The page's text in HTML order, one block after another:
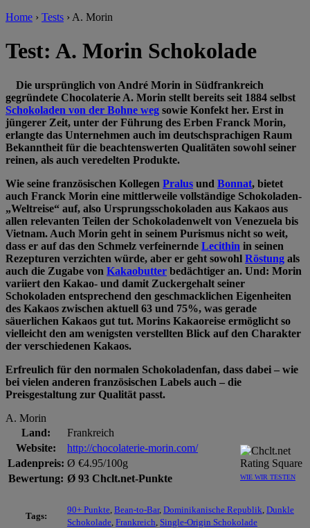
Home › Tests › A. Morin
Test: A. Morin Schokolade
Die ursprünglich von André Morin in Südfrankreich
gegründete Chocolaterie A. Morin stellt bereits seit 1884 selbst
Schokoladen von der Bohne weg sowie Konfekt her. Erst in
jüngerer Zeit, unter der Führung des Erben Franck Morin,
erlangte das Unternehmen auch im deutschsprachigen Raum
Bekanntheit für die beachtenswerten Qualitäten sowohl seiner
reinen, als auch veredelten Produkte.
Wie seine französischen Kollegen Pralus und Bonnat, bietet
auch Franck Morin eine mittlerweile vollständige Schokoladen-
„Weltreise“ auf, also Ursprungsschokoladen aus Kakaos aus
allen relevanten Teilen der Schokoladenwelt von Venezuela bis
Vietnam. Auch Morin geht in seinem Purismus nicht so weit,
dass er auf das den Schmelz verfeinernde Lecithin in seinen
Rezepturen verzichten würde, aber er geht sowohl Röstung als
auch die Zugabe von Kakaobutter bedächtiger an. Und: Morin
variiert den Kakao- und damit Zuckergehalt seiner
Schokoladen entsprechend den geschmacklichen Eigenheiten
des Kakaos zwischen aktuell 63 und 75%, was gerade
säuerlichen Kakaos gut tut. Morins Kakaoreise ermöglicht so
vielleicht den am wenigsten verstellten Blick auf den Charakter
der verschiedenen Kakaos.
Erfreulich für den normalen Schokoladenfan, dass dabei – wie
bei vielen anderen französischen Labels auch – die
Preisgestaltung zur Qualität passt.
A. Morin
Land:
Frankreich
WIE WIR TESTEN
Website:
http://chocolaterie-morin.com/
Ladenpreis: Ø €4.95/100g
Bewertung: Ø 93 Chclt.net-Punkte
Tags:
90+ Punkte Bean-to-Bar, Dominikanische Republik Dunkle
Schokolade Frankreich Single-Origin Schokolade